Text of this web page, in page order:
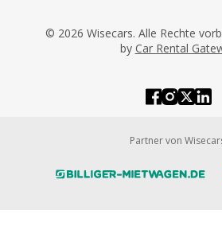
© 2026 Wisecars. Alle Rechte
by Car Rental
Partner von